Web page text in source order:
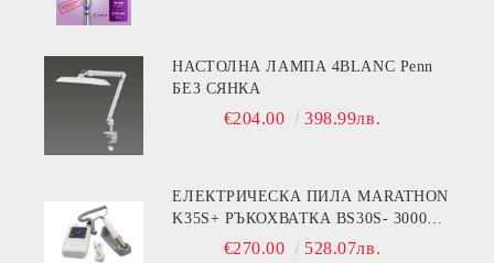
НАСТОЛНА ЛАМПА 4BLANC Penn
БЕЗ СЯНКА
€204.00 398.99лв.
ЕЛЕКТРИЧЕСКА ПИЛА MARATHON
K35S+ РЪКОХВАТКА BS30S- 30000
ОБОРОТА€270.00 528.07лв.